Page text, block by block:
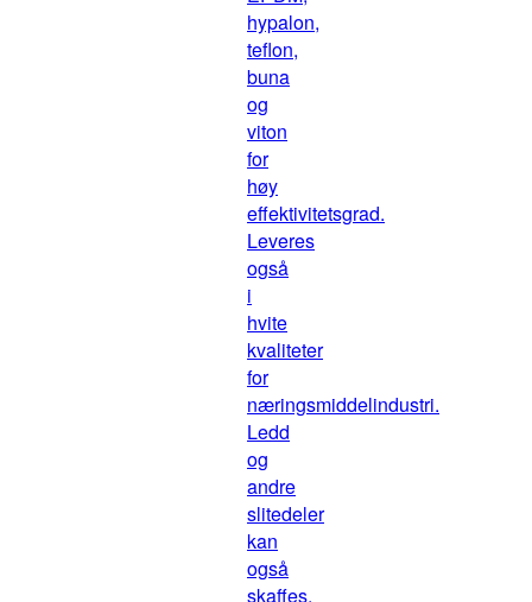
hypalon,
teflon,
buna
og
viton
for
høy
effektivitetsgrad.
Leveres
også
i
hvite
kvaliteter
for
næringsmiddelindustri.
Ledd
og
andre
slitedeler
kan
også
skaffes.